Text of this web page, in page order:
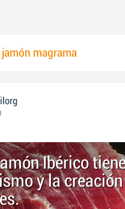
magrama
Ibérico
y la creación